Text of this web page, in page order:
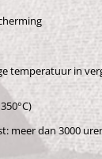
temperatuur in
meer dan 3000